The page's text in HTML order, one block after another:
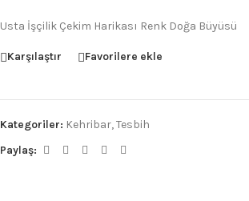
Usta İşçilik Çekim Harikası Renk Doğa Büyüsü
Karşılaştır Favorilere ekle
Kategoriler: Kehribar,Tesbih
Paylaş: